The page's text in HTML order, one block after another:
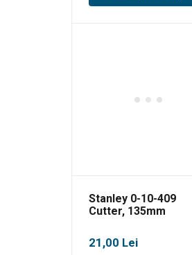
Stanley 0-10-409
Cutter, 135mm
21,00 Lei